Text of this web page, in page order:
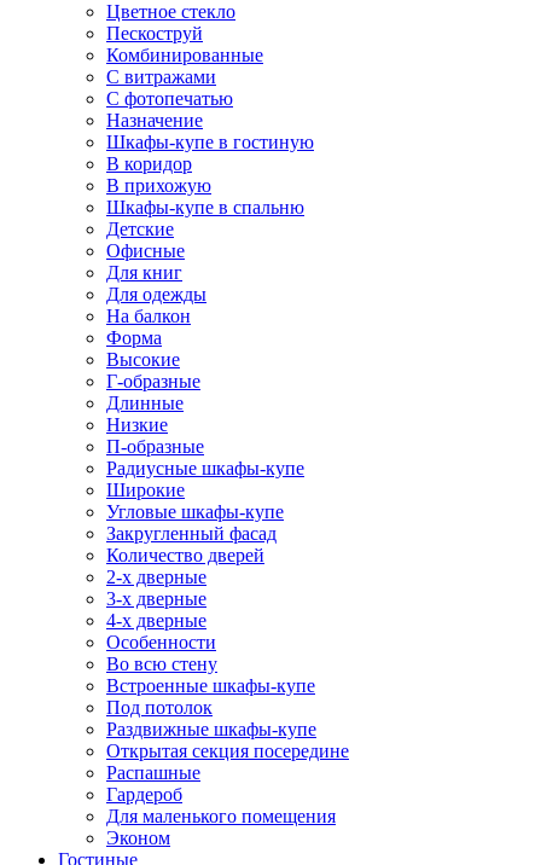
Цветное стекло
Пескоструй
Комбинированные
С витражами
С фотопечатью
Назначение
Шкафы-купе в гостиную
В коридор
В прихожую
Шкафы-купе в спальню
Детские
Офисные
Для книг
Для одежды
На балкон
Форма
Высокие
Г-образные
Длинные
Низкие
П-образные
Радиусные шкафы-купе
Широкие
Угловые шкафы-купе
Закругленный фасад
Количество дверей
2-х дверные
3-х дверные
4-х дверные
Особенности
Во всю стену
Встроенные шкафы-купе
Под потолок
Раздвижные шкафы-купе
Открытая секция посередине
Распашные
Гардероб
Для маленького помещения
Эконом
Гостиные